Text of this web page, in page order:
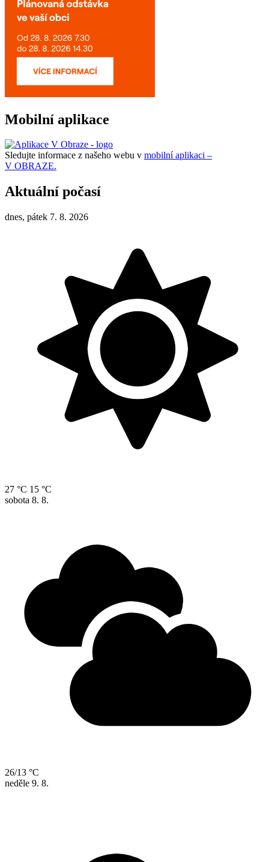
Mobilní aplikace
Sledujte informace z našeho webu v mobilní aplikaci –
V OBRAZE.
Aktuální počasí
dnes, pátek 7. 8. 2026
27 °C 15 °C
sobota 8. 8.
26/13 °C
neděle 9. 8.